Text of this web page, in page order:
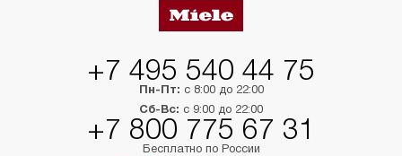
+7 495 540 44 75
Пн-Пт: с 8:00 до 22:00
Сб-Вс: с 9:00 до 22:00
+7 800 775 67 31
Бесплатно по России